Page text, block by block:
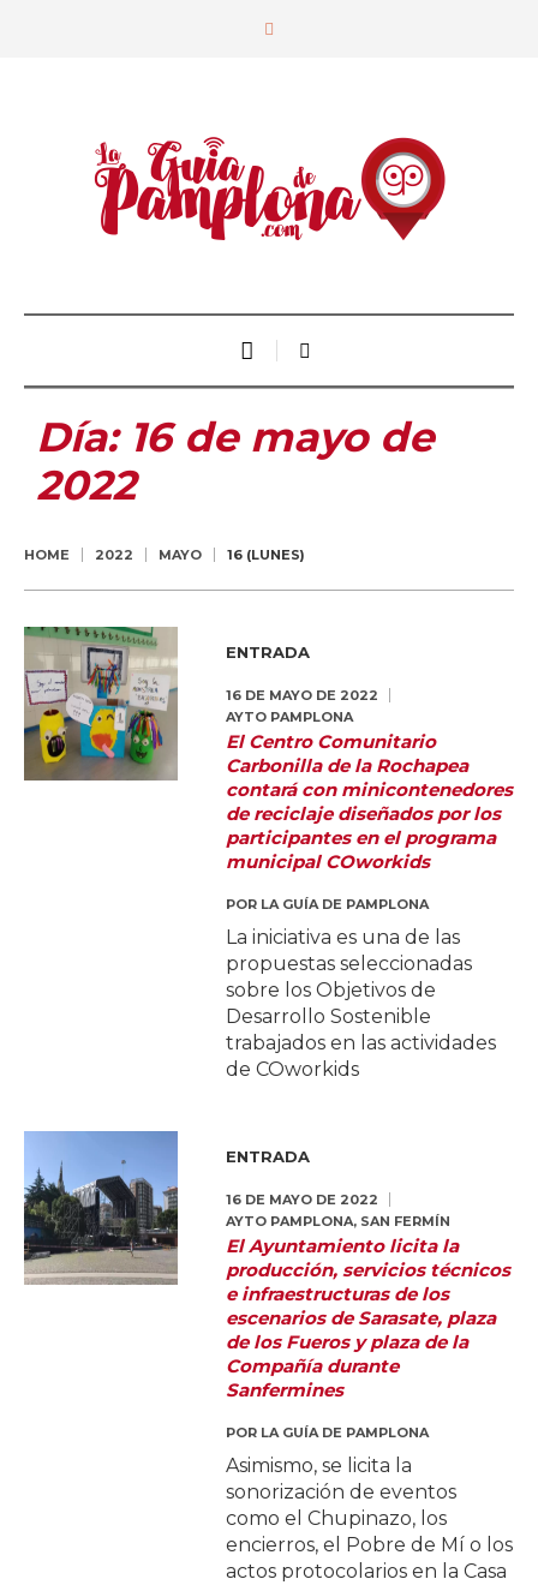
Día: 16 de mayo de
2022
HOME 2022 MAYO 16 (LUNES)
ENTRADA
16 DE MAYO DE 2022
AYTO PAMPLONA
El Centro Comunitario
Carbonilla de la Rochapea
contará con minicontenedores
de reciclaje diseñados por los
participantes en el programa
municipal COworkids
POR LA GUÍA DE PAMPLONA
La iniciativa es una de las
propuestas seleccionadas
sobre los Objetivos de
Desarrollo Sostenible
trabajados en las actividades
de COworkids
ENTRADA
16 DE MAYO DE 2022
AYTO PAMPLONA, SAN FERMÍN
El Ayuntamiento licita la
producción, servicios técnicos
e infraestructuras de los
escenarios de Sarasate, plaza
de los Fueros y plaza de la
Compañía durante
Sanfermines
POR LA GUÍA DE PAMPLONA
Asimismo, se licita la
sonorización de eventos
como el Chupinazo, los
encierros, el Pobre de Mí o los
actos protocolarios en la Casa